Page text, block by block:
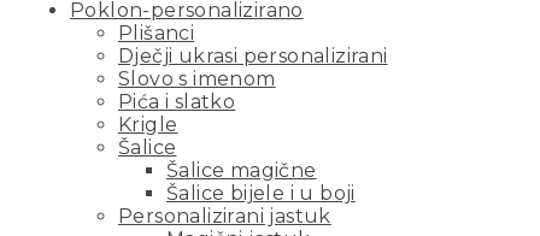
Poklon-personalizirano
Plišanci
Dječji ukrasi personalizirani
Slovo s imenom
Pića i slatko
Krigle
Šalice
Šalice magične
Šalice bijele i u boji
Personalizirani jastuk